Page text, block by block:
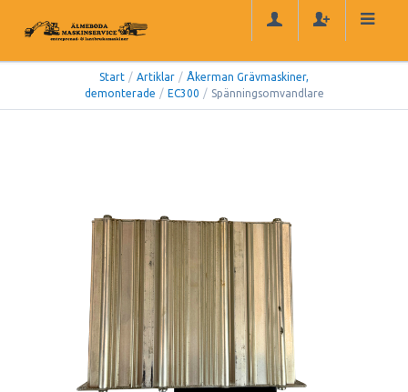
Start / Artiklar / Åkerman Grävmaskiner,
demonterade / EC300 / Spänningsomvandlare